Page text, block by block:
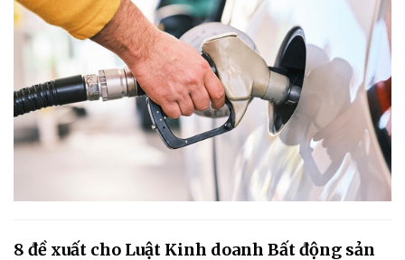
8 đề xuất cho Luật Kinh doanh Bất động sản